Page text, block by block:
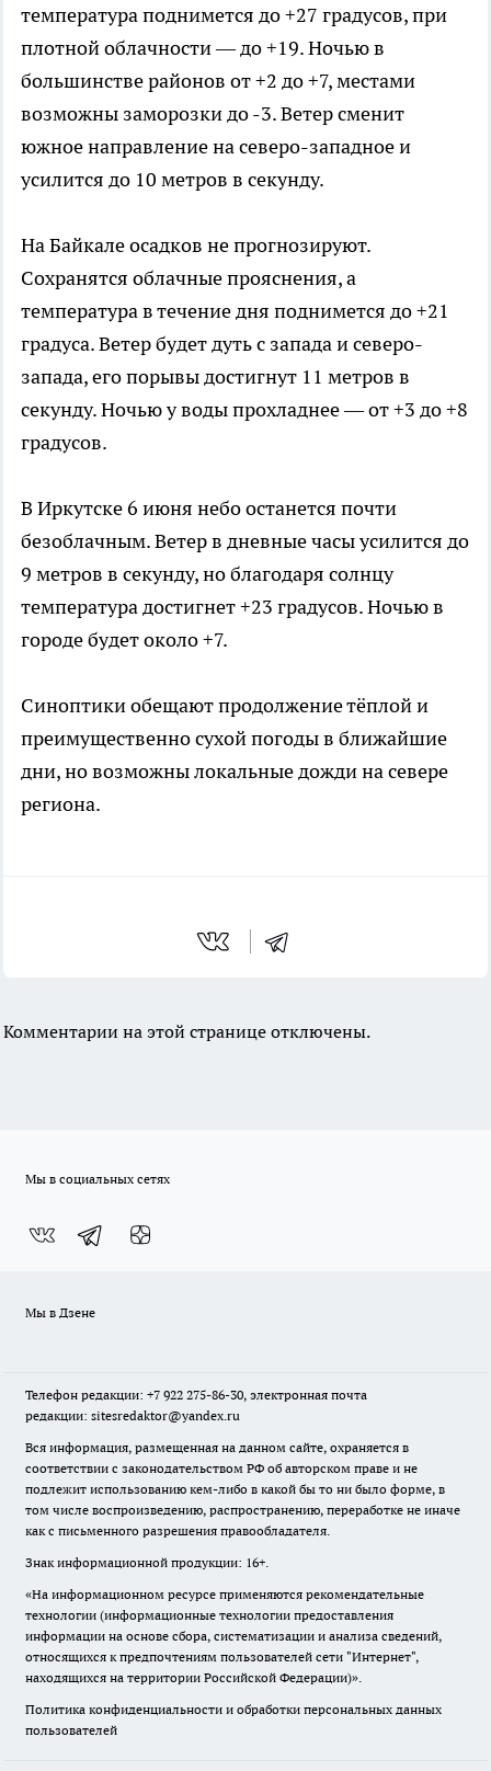
температура поднимется до +27 градусов, при
плотной облачности — до +19. Ночью в
большинстве районов от +2 до +7, местами
возможны заморозки до -3. Ветер сменит
южное направление на северо-западное и
усилится до 10 метров в секунду.
На Байкале осадков не прогнозируют.
Сохранятся облачные прояснения, а
температура в течение дня поднимется до +21
градуса. Ветер будет дуть с запада и северо-
запада, его порывы достигнут 11 метров в
секунду. Ночью у воды прохладнее — от +3 до +8
градусов.
В Иркутске 6 июня небо останется почти
безоблачным. Ветер в дневные часы усилится до
9 метров в секунду, но благодаря солнцу
температура достигнет +23 градусов. Ночью в
городе будет около +7.
Синоптики обещают продолжение тёплой и
преимущественно сухой погоды в ближайшие
дни, но возможны локальные дожди на севере
региона.
Комментарии на этой странице отключены.
Мы в социальных сетях
Мы в Дзене
Телефон редакции: +7 922 275-86-30, электронная почта
редакции: sitesredaktor@yandex.ru
Вся информация, размещенная на данном сайте, охраняется в
соответствии с законодательством РФ об авторском праве и не
подлежит использованию кем-либо в какой бы то ни было форме, в
том числе воспроизведению, распространению, переработке не иначе
как с письменного разрешения правообладателя.
Знак информационной продукции: 16+.
«На информационном ресурсе применяются рекомендательные
технологии (информационные технологии предоставления
информации на основе сбора, систематизации и анализа сведений,
относящихся к предпочтениям пользователей сети "Интернет",
находящихся на территории Российской Федерации)».
Политика конфиденциальности и обработки персональных данных
пользователей